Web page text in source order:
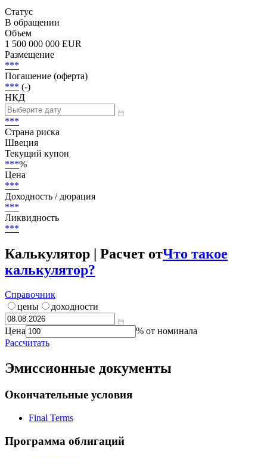
Статус
В обращении
Объем
1 500 000 000 EUR
Размещение
***
Погашение (оферта)
*** (-)
НКД
***
Страна риска
Швеция
Текущий купон
***%
Цена
***
Доходность / дюрация
***
Ликвидность
***
Калькулятор | Расчет отЧто такое
калькулятор?
Справочник
цены
доходности
Цена
% от номинала
Рассчитать
Эмиссионные документы
Окончательные условия
Final Terms
Программа облигаций